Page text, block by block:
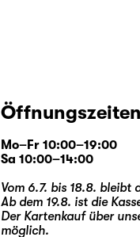
Mo–Fr 10:00–19:00
Sa 10:00–14:00
Vom 6.7. bis 18.8. bleibt
Ab dem 19.8. ist die
Der Kartenkauf über
möglich.